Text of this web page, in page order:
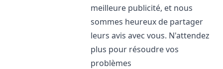
meilleure publicité, et nous
sommes heureux de partager
leurs avis avec vous. N'attendez
plus pour résoudre vos
problèmes